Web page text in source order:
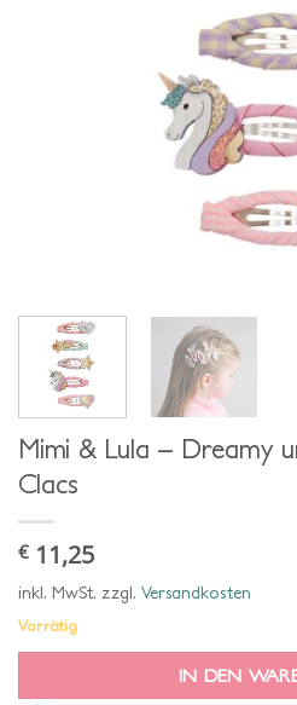
Mimi & Lula – Dreamy
Clacs
€ 11,25
inkl. MwSt. zzgl. Versandkosten
Vorrätig
IN DEN